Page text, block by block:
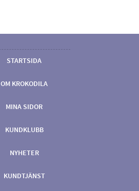
STARTSIDA
OM KROKODILA
MINA SIDOR
KUNDKLUBB
NYHETER
KUNDTJÄNST